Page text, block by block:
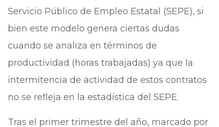
Servicio Público de Empleo Estatal (SEPE), si
bien este modelo genera ciertas dudas
cuando se analiza en términos de
productividad (horas trabajadas) ya que la
intermitencia de actividad de estos contratos
no se refleja en la estadística del SEPE.
Tras el primer trimestre del año, marcado por